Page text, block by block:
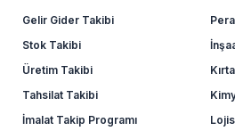
Gelir Gider Takibi
Stok Takibi
Üretim Takibi
Tahsilat Takibi
İmalat Takip Programı